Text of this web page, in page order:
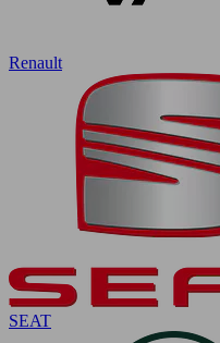
Renault
SEAT